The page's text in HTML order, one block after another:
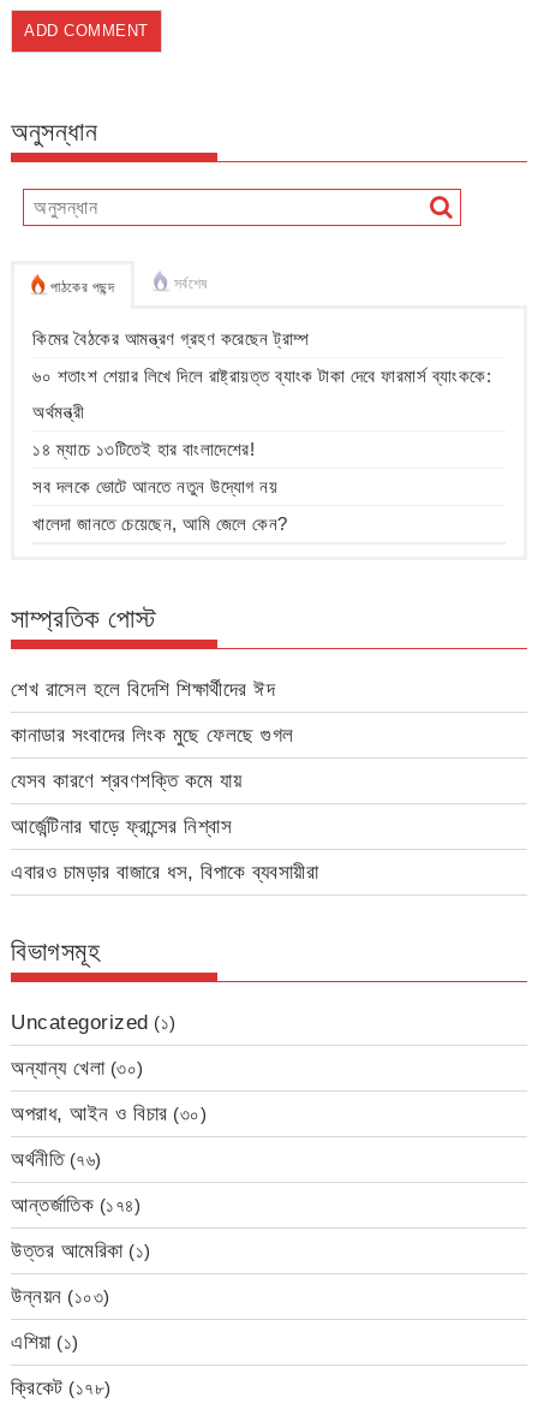
অনুসন্ধান
পাঠকের পছন্দ সর্বশেষ
কিমের বৈঠকের আমন্ত্রণ গ্রহণ করেছেন ট্রাম্প
৬০ শতাংশ শেয়ার লিখে দিলে রাষ্ট্রায়ত্ত ব্যাংক টাকা দেবে ফারমার্স ব্যাংককে:
অর্থমন্ত্রী
১৪ ম্যাচে ১৩টিতেই হার বাংলাদেশের!
সব দলকে ভোটে আনতে নতুন উদ্যোগ নয়
খালেদা জানতে চেয়েছেন, আমি জেলে কেন?
সাম্প্রতিক পোস্ট
শেখ রাসেল হলে বিদেশি শিক্ষার্থীদের ঈদ
কানাডার সংবাদের লিংক মুছে ফেলছে গুগল
যেসব কারণে শ্রবণশক্তি কমে যায়
আর্জেন্টিনার ঘাড়ে ফ্রান্সের নিশ্বাস
এবারও চামড়ার বাজারে ধস, বিপাকে ব্যবসায়ীরা
বিভাগসমূহ
Uncategorized (১)
অন্যান্য খেলা(৩০)
অপরাধ, আইন ও বিচার (৩০)
অর্থনীতি(৭৬)
আন্তর্জাতিক (১৭৪)
উত্তর আমেরিকা(১)
উন্নয়ন (১০৩)
এশিয়া(১)
ক্রিকেট (১৭৮)